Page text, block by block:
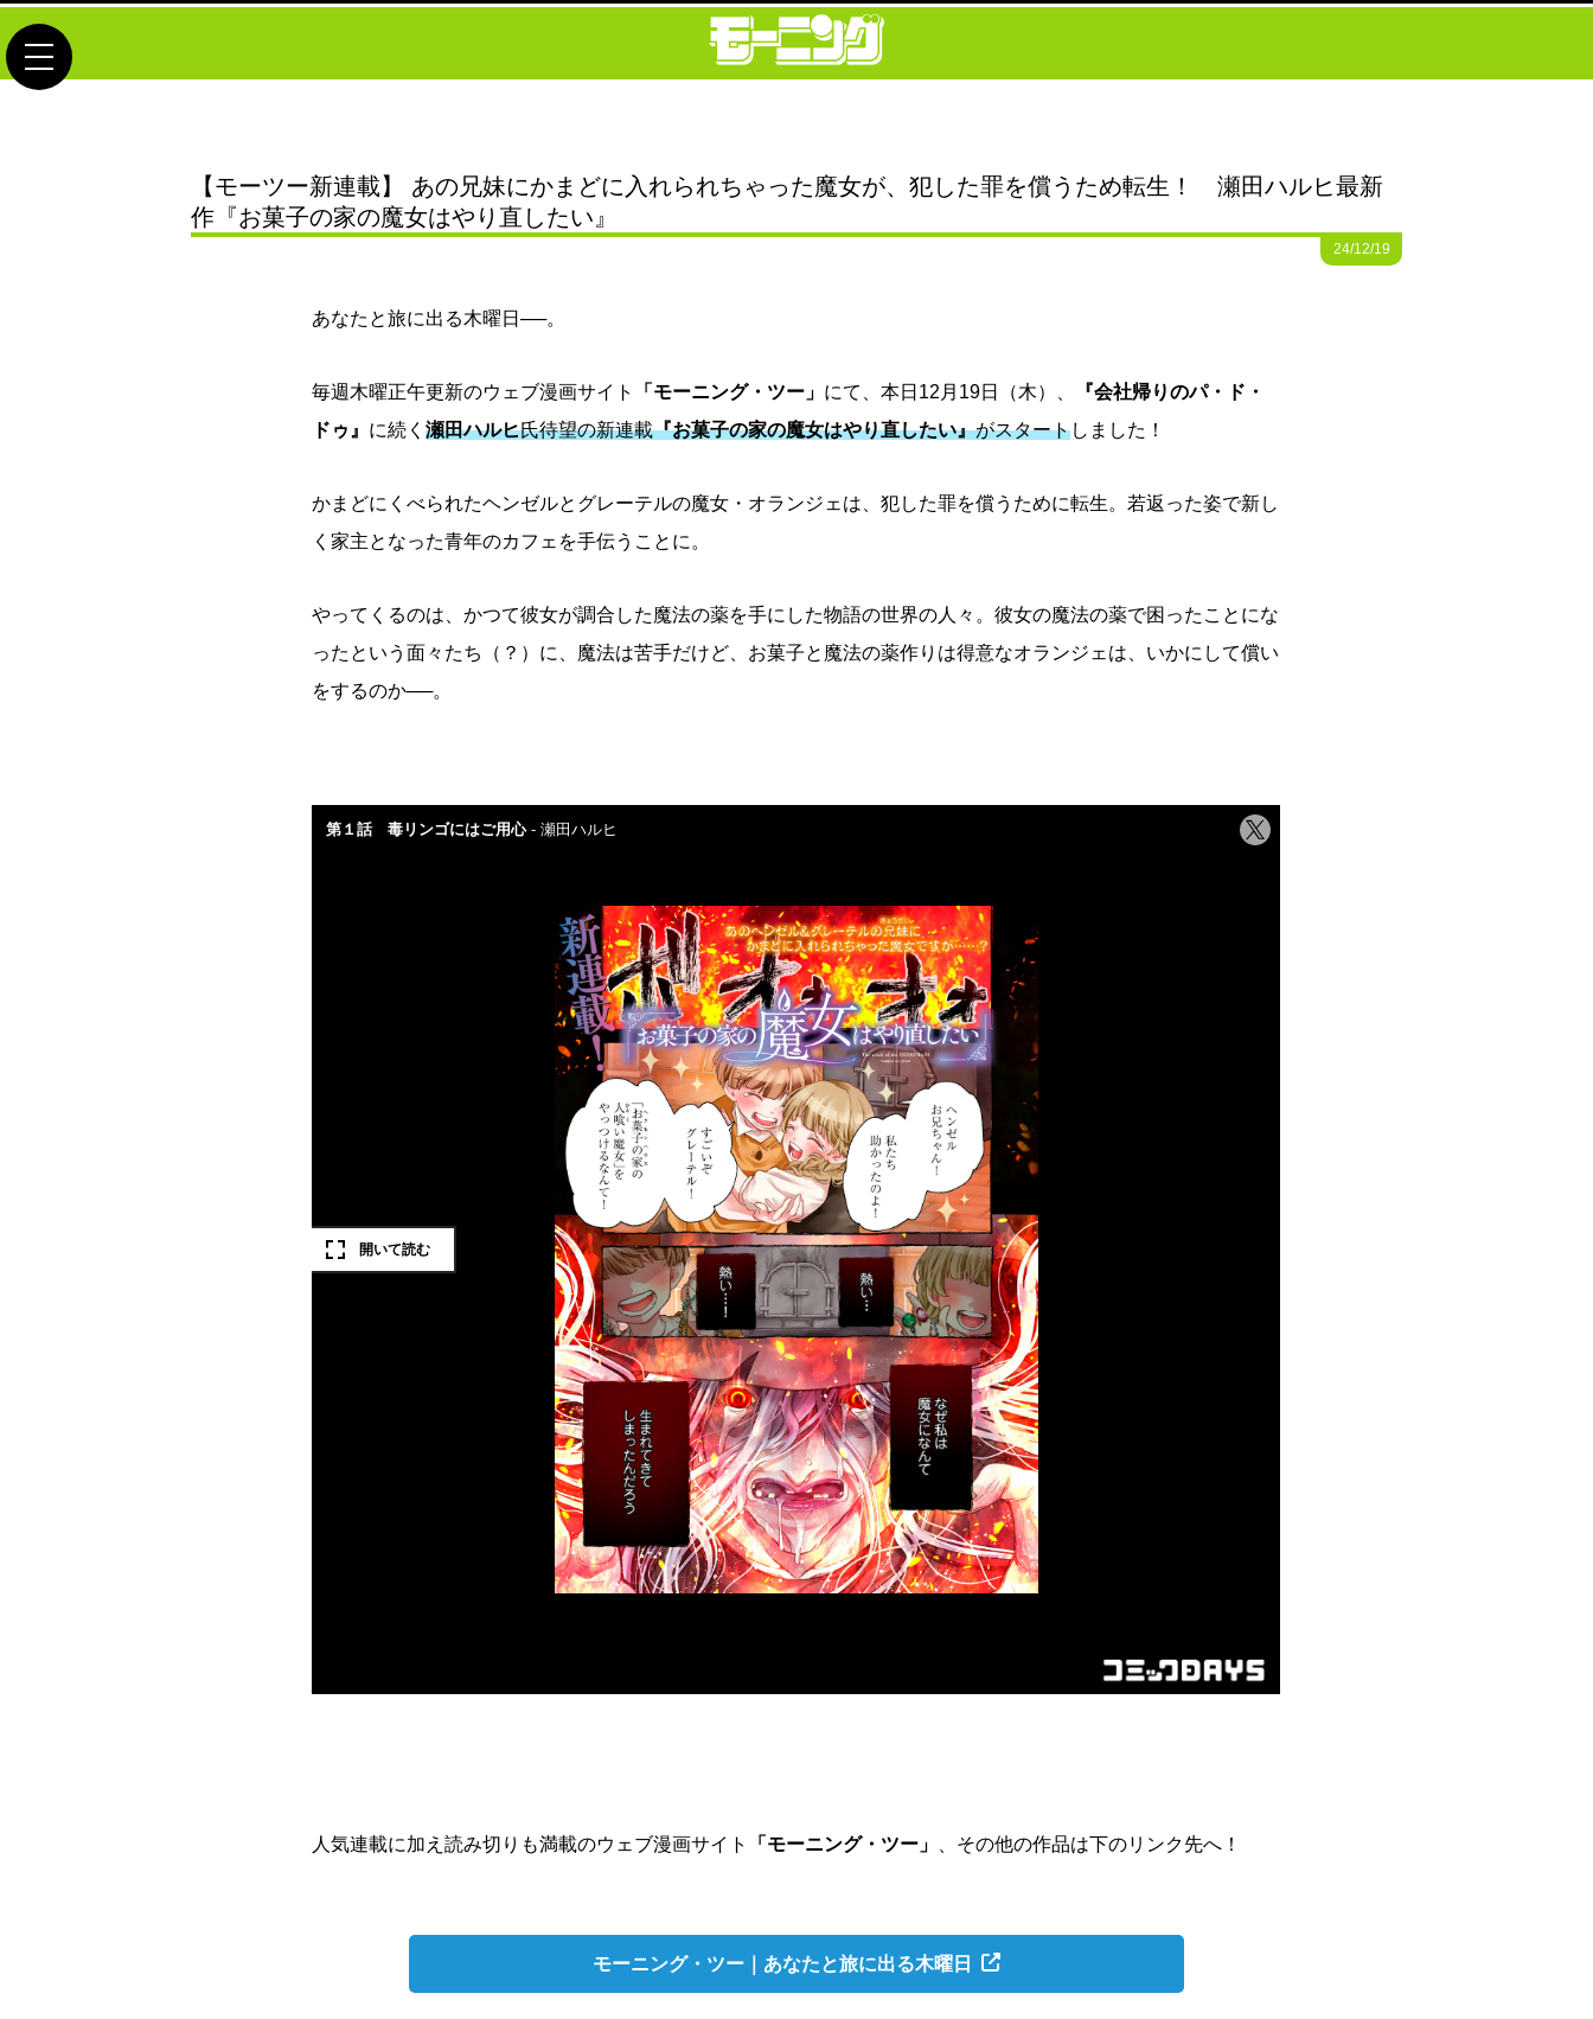
toggle navigation
【モーツー新連載】 あの兄妹にかまどに入れられちゃった魔女が、犯した罪を償うため転生！ 瀬田ハルヒ最新
作『お菓子の家の魔女はやり直したい』
24/12/19
あなたと旅に出る木曜日──。
毎週木曜正午更新のウェブ漫画サイト 「モーニング・ツー」 にて、本日12月19日（木）、
『会社帰りのパ・ド・
ドゥ』 に続く瀬田ハルヒ氏待望の新連載『お菓子の家の魔女はやり直したい』がスタートしました！
かまどにくべられたヘンゼルとグレーテルの魔女・オランジェは、犯した罪を償うために転生。若返った姿で新し
く家主となった青年のカフェを手伝うことに。
やってくるのは、かつて彼女が調合した魔法の薬を手にした物語の世界の人々。彼女の魔法の薬で困ったことにな
ったという面々たち（？）に、魔法は苦手だけど、お菓子と魔法の薬作りは得意なオランジェは、いかにして償い
をするのか──。
人気連載に加え読み切りも満載のウェブ漫画サイト 「モーニング・ツー」 、その他の作品は下のリンク先へ！
モーニング・ツー｜ あなたと旅に出る木曜日